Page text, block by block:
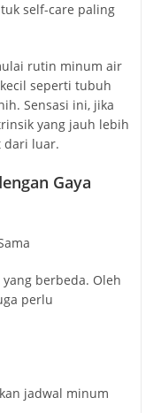
self-care paling
rutin minum air
kecil seperti tubuh
Sensasi ini, jika
yang jauh lebih
dari luar.
Gaya
yang berbeda. Oleh
perlu
jadwal minum